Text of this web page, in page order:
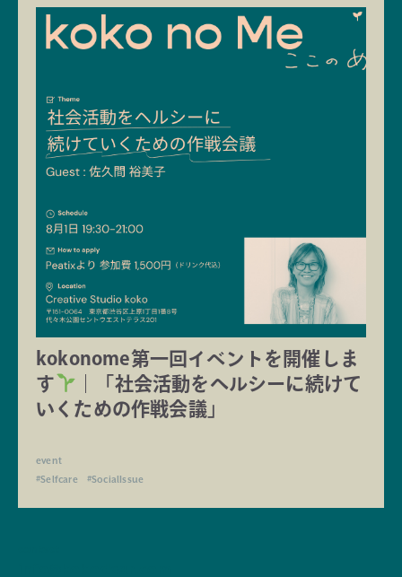
kokonome第一回イベントを開催しま
す
｜「社会活動をヘルシーに続けて
いくための作戦会議」
event
#Selfcare
#SocialIssue